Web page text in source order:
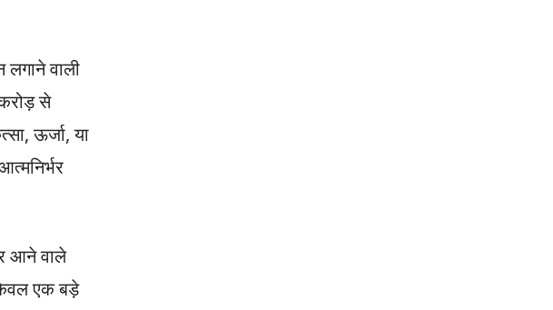
वाली
से
ऊर्जा, या
आने वाले
एक बड़े